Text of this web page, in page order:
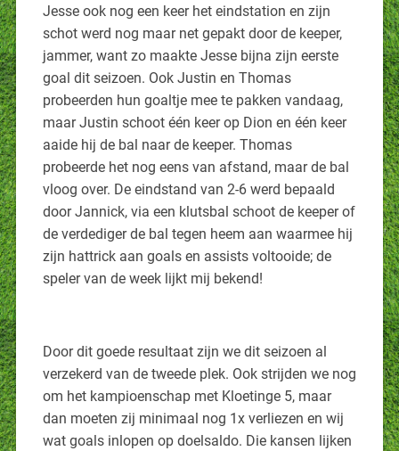
Jesse ook nog een keer het eindstation en zijn
schot werd nog maar net gepakt door de keeper,
jammer, want zo maakte Jesse bijna zijn eerste
goal dit seizoen. Ook Justin en Thomas
probeerden hun goaltje mee te pakken vandaag,
maar Justin schoot één keer op Dion en één keer
aaide hij de bal naar de keeper. Thomas
probeerde het nog eens van afstand, maar de bal
vloog over. De eindstand van 2-6 werd bepaald
door Jannick, via een klutsbal schoot de keeper of
de verdediger de bal tegen heem aan waarmee hij
zijn hattrick aan goals en assists voltooide; de
speler van de week lijkt mij bekend!
Door dit goede resultaat zijn we dit seizoen al
verzekerd van de tweede plek. Ook strijden we nog
om het kampioenschap met Kloetinge 5, maar
dan moeten zij minimaal nog 1x verliezen en wij
wat goals inlopen op doelsaldo. Die kansen lijken